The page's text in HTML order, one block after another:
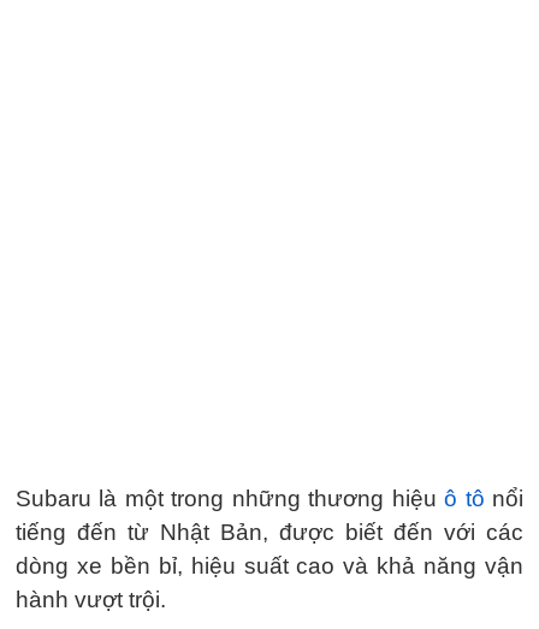
Subaru là một trong những thương hiệuô tô nổi
tiếng đến từ Nhật Bản, được biết đến với các
dòng xe bền bỉ, hiệu suất cao và khả năng vận
hành vượt trội.